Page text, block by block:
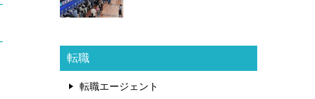
転職
転職エージェント